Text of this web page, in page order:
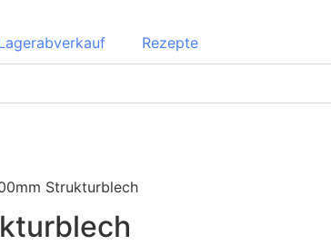
Rezepte
Strukturblech